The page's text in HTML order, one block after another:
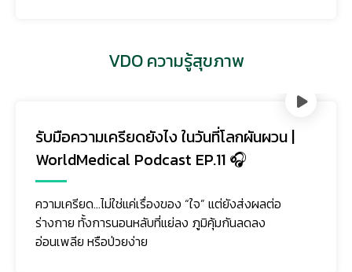
VDO ความรู้สุขภาพ
อความเครียดยังไง ในวันที่โลกผันผวน |
Podcast EP.11 🎧
เครียด…ไม่ใช่แค่เรื่องของ “ใจ” แต่ยังส่งผลต่อ
าย ทั้งการนอนหลับที่แย่ลง ภูมิคุ้มกันลดลง
พลีย หรือป่วยง่าย